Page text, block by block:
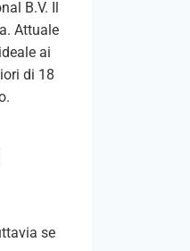
B.V. Il
Attuale
ai
di 18
se